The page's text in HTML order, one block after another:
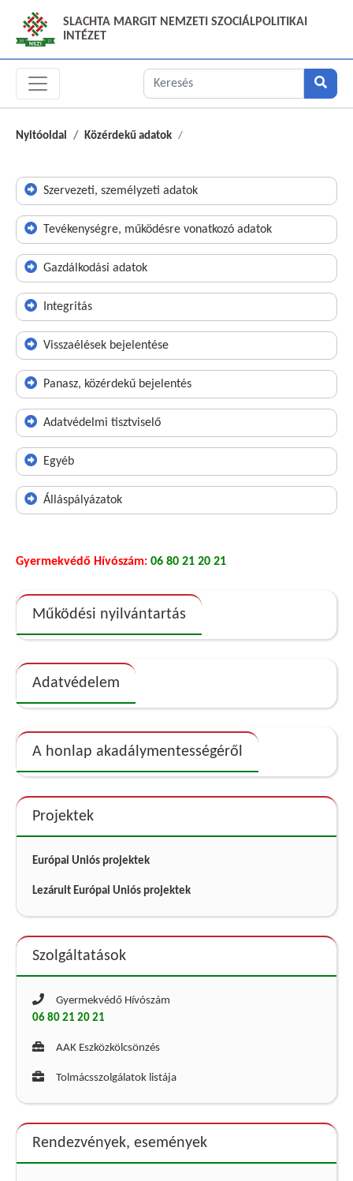
SLACHTA MARGIT NEMZETI SZOCIÁLPOLITIKAI
INTÉZET
Nyitóoldal Közérdekű adatok
Szervezeti, személyzeti adatok
Tevékenységre, működésre vonatkozó adatok
Gazdálkodási adatok
Integritás
Visszaélések bejelentése
Panasz, közérdekű bejelentés
Adatvédelmi tisztviselő
Egyéb
Álláspályázatok
Gyermekvédő Hívószám: 06 80 21 20 21
Működési nyilvántartás
Adatvédelem
A honlap akadálymentességéről
Projektek
Európai Uniós projektek
Lezárult Európai Uniós projektek
Szolgáltatások
Gyermekvédő Hívószám
06 80 21 20 21
AAK Eszközkölcsönzés
Tolmácsszolgálatok listája
Rendezvények, események